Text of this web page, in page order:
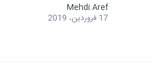
Mehdi.Aref
17 فروردین، 2019